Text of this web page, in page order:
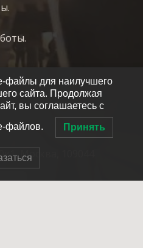
Москва, 109044
файлы для наилучшего
сайта. Продолжая
вы соглашаетесь с
файлов. Принять